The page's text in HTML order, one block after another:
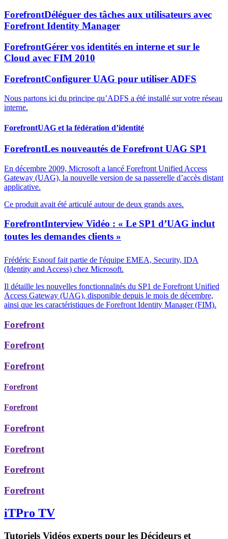
ForefrontDéléguer des tâches aux utilisateurs avec
Forefront Identity Manager
ForefrontGérer vos identités en interne et sur le
Cloud avec FIM 2010
ForefrontConfigurer UAG pour utiliser ADFS
Nous partons ici du principe qu’ADFS a été installé sur votre réseau
interne.
ForefrontUAG et la fédération d’identité
ForefrontLes nouveautés de Forefront UAG SP1
En décembre 2009, Microsoft a lancé Forefront Unified Access
Gateway (UAG), la nouvelle version de sa passerelle d’accès distant
applicative.
Ce produit avait été articulé autour de deux grands axes.
ForefrontInterview Vidéo : « Le SP1 d’UAG inclut
toutes les demandes clients »
Frédéric Esnouf fait partie de l'équipe EMEA, Security, IDA
(Identity and Access) chez Microsoft.
Il détaille les nouvelles fonctionnalités du SP1 de Forefront Unified
Access Gateway (UAG), disponible depuis le mois de décembre,
ainsi que les caractéristiques de Forefront Identity Manager (FIM).
Forefront
Forefront
Forefront
Forefront
Forefront
Forefront
Forefront
Forefront
Forefront
iTPro TV
Tutoriels Vidéos experts pour les Décideurs et